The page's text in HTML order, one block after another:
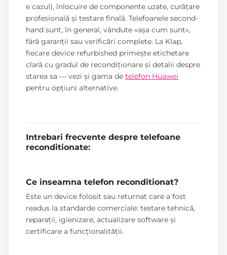
e cazul), înlocuire de componente uzate, curățare
profesională și testare finală. Telefoanele second-
hand sunt, în general, vândute «așa cum sunt»,
fără garanții sau verificări complete. La Klap,
fiecare device refurbished primește etichetare
clară cu gradul de recondiționare și detalii despre
starea sa — vezi și gama de telefon Huawei
pentru opțiuni alternative.
Intrebari frecvente despre telefoane
reconditionate:
Ce inseamna telefon reconditionat?
Este un device folosit sau returnat care a fost
readus la standarde comerciale: testare tehnică,
reparații, igienizare, actualizare software și
certificare a funcționalității.